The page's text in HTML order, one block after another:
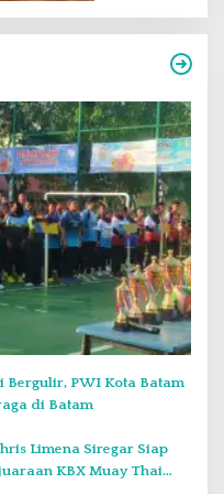
Bergulir, PWI Kota Batam
di Batam
Limena Siregar Siap
KBX Muay Thai